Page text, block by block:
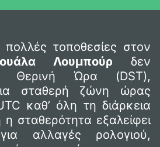
τοποθεσίες στον
Λουμπούρ δεν
Θερινή Ώρα (DST),
σταθερή ζώνη ώρας
καθ’ όλη τη διάρκεια
σταθερότητα εξαλείφει
αλλαγές ρολογιού,